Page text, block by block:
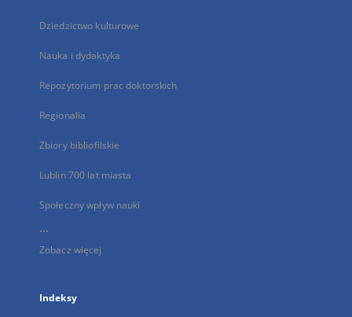
Dziedzictwo kulturowe
Nauka i dydaktyka
Repozytorium prac doktorskich
Regionalia
Zbiory bibliofilskie
Lublin 700 lat miasta
Społeczny wpływ nauki
...
Zobacz więcej
Indeksy